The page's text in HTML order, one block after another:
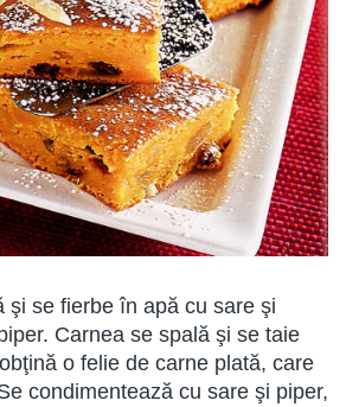
şi se fierbe în apă cu sare şi
Carnea se spală şi se taie
o felie de carne plată, care
condimentează cu sare şi piper,